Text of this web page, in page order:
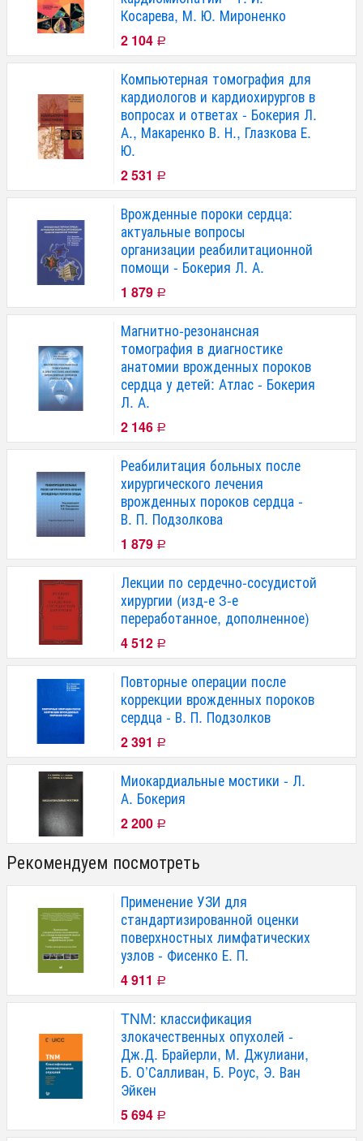
Косарева, М. Ю. Мироненко
2 104 Р
Компьютерная томография для
кардиологов и кардиохирургов в
вопросах и ответах - Бокерия Л.
А., Макаренко В. Н., Глазкова Е.
Ю.
2 531 Р
Врожденные пороки сердца:
актуальные вопросы
организации реабилитационной
помощи - Бокерия Л. А.
1 879 Р
Магнитно-резонансная
томография в диагностике
анатомии врожденных пороков
сердца у детей: Атлас - Бокерия
Л. А.
2 146 Р
Реабилитация больных после
хирургического лечения
врожденных пороков сердца -
В. П. Подзолкова
1 879 Р
Лекции по сердечно-сосудистой
хирургии (изд-е 3-е
переработанное, дополненное)
4 512 Р
Повторные операции после
коррекции врожденных пороков
сердца - В. П. Подзолков
2 391 Р
Миокардиальные мостики - Л.
А. Бокерия
2 200 Р
Рекомендуем посмотреть
Применение УЗИ для
стандартизированной оценки
поверхностных лимфатических
узлов - Фисенко Е. П.
4 911 Р
TNM: классификация
злокачественных опухолей -
Дж.Д. Брайерли, М. Джулиани,
Б. О’Салливан, Б. Роус, Э. Ван
Эйкен
5 694 Р